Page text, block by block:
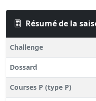
Résumé de la
Challenge
Dossard
Courses P (type P)